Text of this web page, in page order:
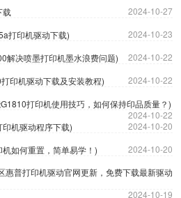
载
2024-10-27
打印机驱动下载)
2024-10-23
解决喷墨打印机墨水浪费问题)
2024-10-22
印机驱动下载及安装教程)
2024-10-22
打印机使用技巧，如何保持印品质量？)
2024-10-22
机驱动程序下载)
2024-10-20
如何重置，简单易学！)
2024-10-20
惠普打印机驱动官网更新，免费下载最新驱动
2024-10-19